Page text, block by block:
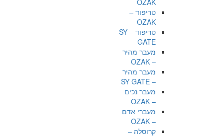
OZAK
טריפוד –
OZAK
טריפוד – SY
GATE
מעבר מהיר
– OZAK
מעבר מהיר
– SY GATE
מעבר נכים
– OZAK
מעברי אדם
– OZAK
קרוסלה –